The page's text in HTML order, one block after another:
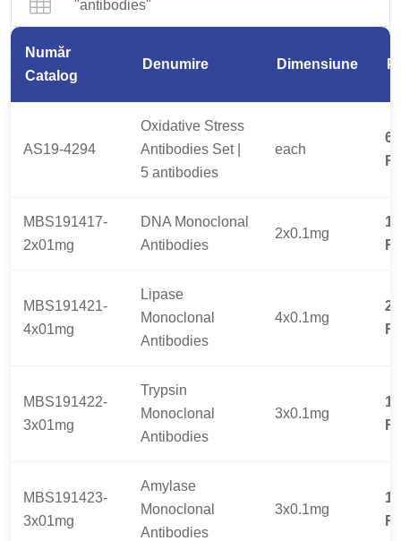
"antibodies"
Număr
Catalog
Denumire Dimensiune
AS19-4294
Oxidative Stress
Antibodies Set |
5 antibodies
each
MBS191417-
2x01mg
DNA Monoclonal
Antibodies
2x0.1mg
MBS191421-
4x01mg
Lipase
Monoclonal
Antibodies
4x0.1mg
MBS191422-
3x01mg
Trypsin
Monoclonal
Antibodies
3x0.1mg
MBS191423-
3x01mg
Amylase
Monoclonal
Antibodies
3x0.1mg